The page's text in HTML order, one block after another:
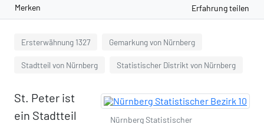
Merken Erfahrung teilen
Ersterwähnung 1327 Gemarkung von Nürnberg
Stadtteil von Nürnberg Statistischer Distrikt von Nürnberg
Nürnberg Statistischer
St. Peter ist
ein Stadtteil